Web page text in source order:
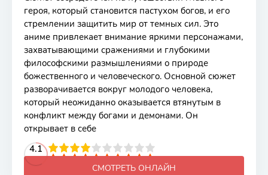
героя, который становится пастухом богов, и его
стремлении защитить мир от темных сил. Это
аниме привлекает внимание яркими персонажами,
захватывающими сражениями и глубокими
философскими размышлениями о природе
божественного и человеческого. Основной сюжет
разворачивается вокруг молодого человека,
который неожиданно оказывается втянутым в
конфликт между богами и демонами. Он
открывает в себе
4.1
4 5 6 7 8 9 10
СМОТРЕТЬ ОНЛАЙН